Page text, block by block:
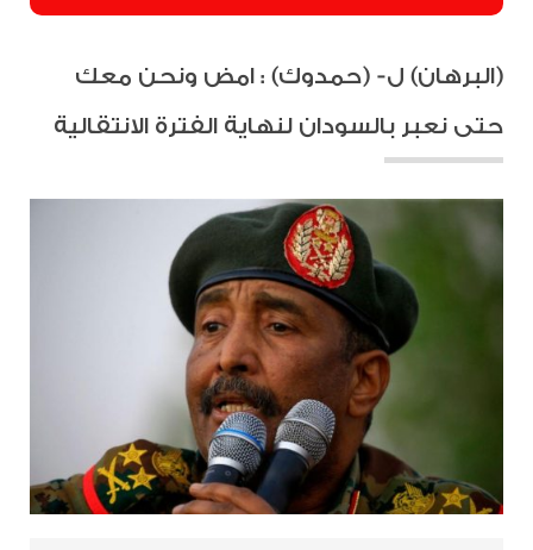
(البرهان) ل- (حمدوك) : امض ونحن معك
حتى نعبر بالسودان لنهاية الفترة الانتقالية